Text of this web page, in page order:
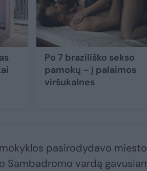
Po 7 braziliško sekso
pamokų – į palaimos
viršukalnes
pasirodydavo miesto
Sambadromo vardą